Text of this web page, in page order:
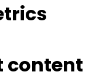
content